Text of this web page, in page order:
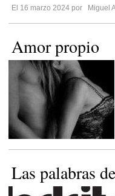
El 16 marzo 2024 por
Miguel
Amor propio
Las palabras